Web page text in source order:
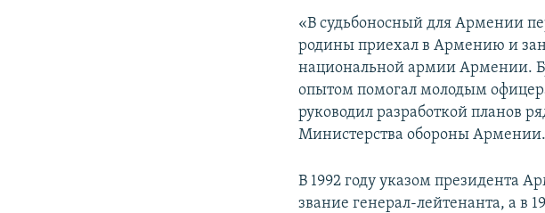
«В судьбоносный для Армении
родины приехал в Армению и
национальной армии Армении.
опытом помогал молодым
руководил разработкой планов
Министерства обороны Армении.
В 1992 году указом президента
звание генерал-лейтенанта, а в